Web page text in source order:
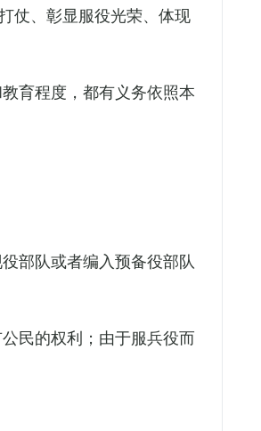
仗、彰显服役光荣、体现
育程度，都有义务依照本
部队或者编入预备役部队
民的权利；由于服兵役而